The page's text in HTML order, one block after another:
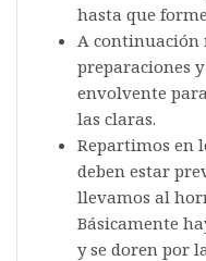
hasta que
A continuación
preparaciones
envolvente
las claras.
Repartimos en
deben estar
llevamos al
Básicamente
y se doren por